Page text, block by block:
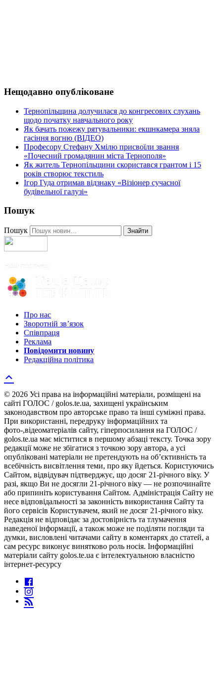
Нещодавно опубліковане
Тернопільщина долучилася до конгресових слухань
щодо початку навчального року
Як бачать пожежу рятувальники: екшнкамера зняла
гасіння вогню (ВІДЕО)
Професору Стефану Хмілю присвоїли звання
«Почесний громадянин міста Тернополя»
Як житель Тернопільщини скористався грантом і 15
років створює текстиль
Ігор Гуда отримав відзнаку «Візіонер сучасної
будівельної галузі»
Пошук
Пошук Знайти
Про нас
Зворотній зв’язок
Співпраця
Реклама
Повідомити новину
Редакційна політика
© 2026 Усі права на інформаційні матеріали, розміщені на
сайті ГОЛОС / golos.te.ua, захищені українським
законодавством про авторське право та інші суміжні права.
При використанні, передруку інформаційних та
фото-,відеоматеріалів сайту, гіперпосилання на ГОЛОС /
golos.te.ua має міститися в першому абзаці тексту. Точка зору
редакції може не збігатися з точкою зору автора, а усі
опубліковані матеріали не претендують на об’єктивність та
всебічність висвітлення теми, про яку йдеться. Користуючись
Сайтом, відвідувач підтверджує, що досяг 21-річного віку. У
разі, якщо Ви не досягли 21-річного віку — не розпочинайте
або припиніть користування Сайтом. Адміністрація Сайту не
несе відповідальності за законність використання Сайту та
його сервісів Користувачем, який не досяг 21-річного віку.
Редакція не відповідає за достовірність та тлумачення
наведеної інформації, а також може не поділяти погляди та
думки, висловлені читачами сайту в коментарях до статей, а
сам ресурс виконує винятково роль носія. Інформаційні
матеріали сайту golos.te.ua є інтелектуальною власністю
інтернет-ресурсу